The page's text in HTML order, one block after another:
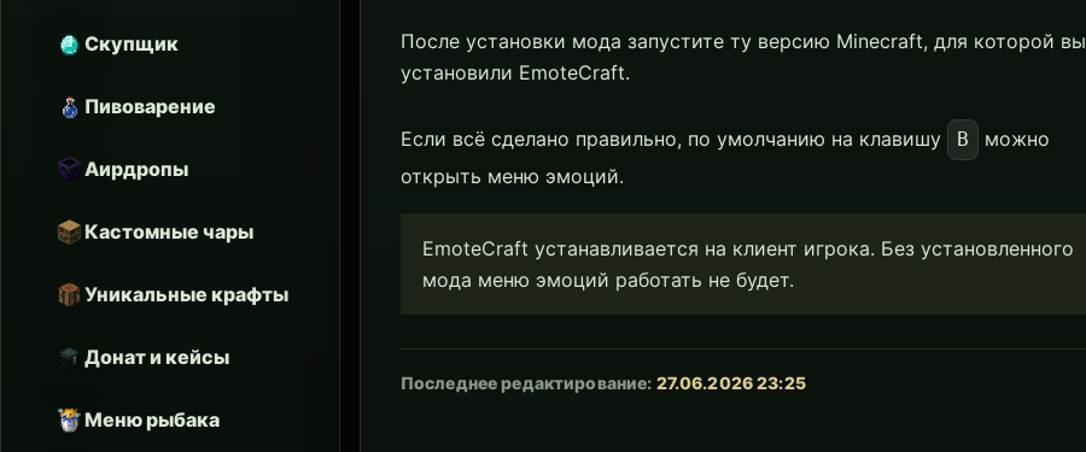
Скупщик
Пивоварение
Аирдропы
Кастомные чары
Уникальные крафты
Донат и кейсы
Меню рыбака
После установки мода запустите ту версию Minecraft, для которой вы
установили EmoteCraft.
Если всё сделано правильно, по умолчанию на клавишу B
можно
открыть меню эмоций.
EmoteCraft устанавливается на клиент игрока. Без установленного
мода меню эмоций работать не будет.
Последнее редактирование: 27.06.2026 23:25